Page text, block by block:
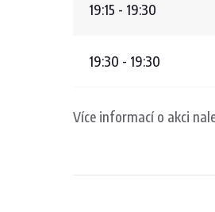
19:15 - 19:30
19:30 - 19:30
Více informací o akci